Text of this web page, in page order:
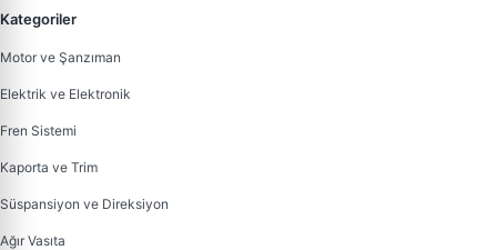
Kategoriler
Motor ve Şanzıman
Elektrik ve Elektronik
Fren Sistemi
Kaporta ve Trim
Süspansiyon ve Direksiyon
Ağır Vasıta